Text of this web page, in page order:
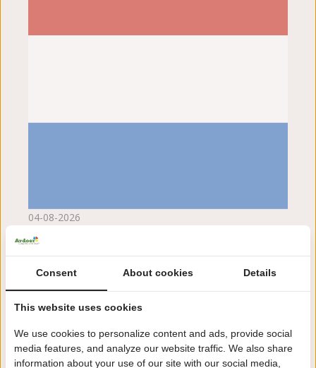
04-08-2026
9
vogels in zitten. (B veld) Wasruimte wordt heel goed
leer je snel genoeg mee omgaan. Vriendelijk personeel
bij de receptie en de eetgelegenheden. Super toffe
speeltuin. Het opblaaskussen trekt veel kinderen en haalt
niet altijd gezellig gedrag naar boven. Dat hoor je goed
Consent About cookies Details
This website uses cookies
We use cookies to personalize content and ads, provide social
media features, and analyze our website traffic. We also share
information about your use of our site with our social media,